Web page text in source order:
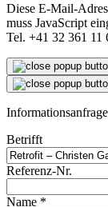
Diese E-Mail-
muss JavaScript
Tel. +41 32 361 11
Betrifft
Referenz-Nr.
Name *